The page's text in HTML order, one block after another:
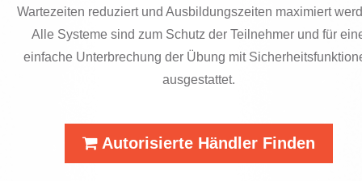
Wartezeiten reduziert und Ausbildungszeiten maximiert
Alle Systeme sind zum Schutz der Teilnehmer und für
einfache Unterbrechung der Übung mit
ausgestattet.
Autorisierte Händler Finden